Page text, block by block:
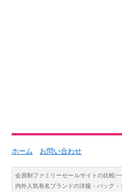
ホーム お問い合わせ
会員制ファミリーセールサイトの比較/
内外人気有名ブランドの洋服・バッグ